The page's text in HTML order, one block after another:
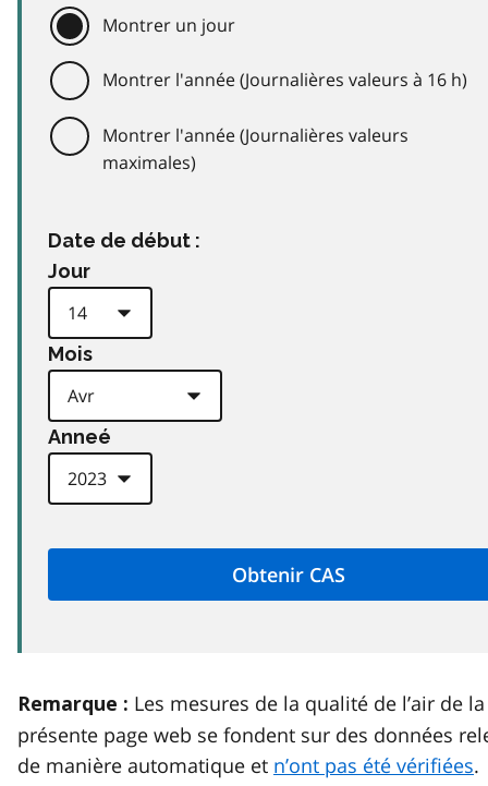
Montrer un jour
Montrer l'année (Journalières valeurs à 16 h)
Montrer l'année (Journalières valeurs
maximales)
Date de début :
Jour
Mois
Anneé
Remarque : Les mesures de la qualité de l’air de la
présente page web se fondent sur des données
de manière automatique et n’ont pas été vérifiées.